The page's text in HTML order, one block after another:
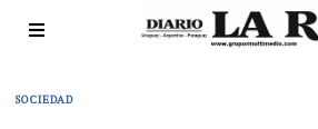
SOCIEDAD